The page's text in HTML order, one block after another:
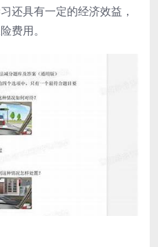
还具有一定的经济效益，
费用。